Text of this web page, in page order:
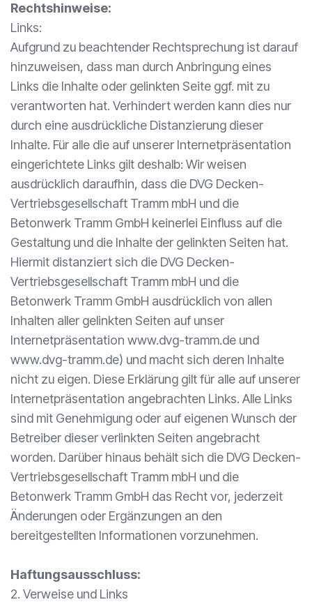
Rechtshinweise:
Links:
Aufgrund zu beachtender Rechtsprechung ist darauf
hinzuweisen, dass man durch Anbringung eines
Links die Inhalte oder gelinkten Seite ggf. mit zu
verantworten hat. Verhindert werden kann dies nur
durch eine ausdrückliche Distanzierung dieser
Inhalte. Für alle die auf unserer Internetpräsentation
eingerichtete Links gilt deshalb: Wir weisen
ausdrücklich daraufhin, dass die DVG Decken-
Vertriebsgesellschaft Tramm mbH und die
Betonwerk Tramm GmbH keinerlei Einfluss auf die
Gestaltung und die Inhalte der gelinkten Seiten hat.
Hiermit distanziert sich die DVG Decken-
Vertriebsgesellschaft Tramm mbH und die
Betonwerk Tramm GmbH ausdrücklich von allen
Inhalten aller gelinkten Seiten auf unser
Internetpräsentation www.dvg-tramm.de und
www.dvg-tramm.de) und macht sich deren Inhalte
nicht zu eigen. Diese Erklärung gilt für alle auf unserer
Internetpräsentation angebrachten Links. Alle Links
sind mit Genehmigung oder auf eigenen Wunsch der
Betreiber dieser verlinkten Seiten angebracht
worden. Darüber hinaus behält sich die DVG Decken-
Vertriebsgesellschaft Tramm mbH und die
Betonwerk Tramm GmbH das Recht vor, jederzeit
Änderungen oder Ergänzungen an den
bereitgestellten Informationen vorzunehmen.
Haftungsausschluss:
2. Verweise und Links